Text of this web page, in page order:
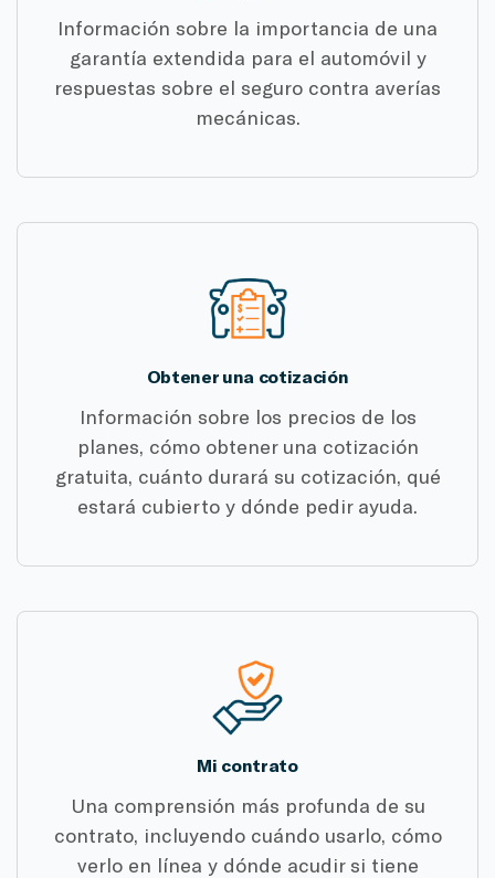
Información sobre la importancia de una
garantía extendida para el automóvil y
respuestas sobre el seguro contra averías
mecánicas.
Obtener una cotización
Información sobre los precios de los
planes, cómo obtener una cotización
gratuita, cuánto durará su cotización, qué
estará cubierto y dónde pedir ayuda.
Mi contrato
Una comprensión más profunda de su
contrato, incluyendo cuándo usarlo, cómo
verlo en línea y dónde acudir si tiene